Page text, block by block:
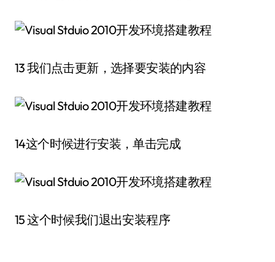
13 我们点击更新，选择要安装的内容
14这个时候进行安装，单击完成
15 这个时候我们退出安装程序